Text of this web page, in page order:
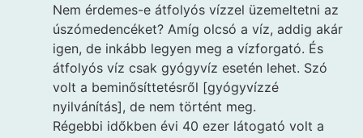
Nem érdemes-e átfolyós vízzel üzemeltetni az
úszómedencéket? Amíg olcsó a víz, addig akár
igen, de inkább legyen meg a vízforgató. És
átfolyós víz csak gyógyvíz esetén lehet. Szó
volt a beminősíttetésről [gyógyvízzé
nyilvánítás], de nem történt meg.
Régebbi időkben évi 40 ezer látogató volt a